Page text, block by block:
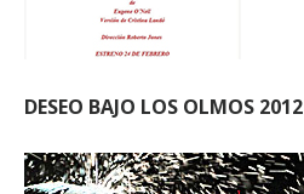
DESEO BAJO LOS OLMOS 2012